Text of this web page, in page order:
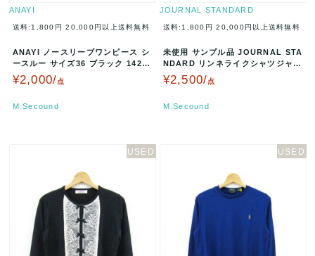
ANAYI
送料:1,800円 20,000円以上送料無料
ANAYI ノースリーブワンピース シ
ースルー サイズ36 ブラック 14221
-14-95-360…
¥2,000/点
M.Secound
JOURNAL STANDARD
送料:1,800円 20,000円以上送料無料
未使用 サンプル品 JOURNAL STA
NDARD リンネライクシャツジャケ
ット サイズM ベージ…
¥2,500/点
M.Secound